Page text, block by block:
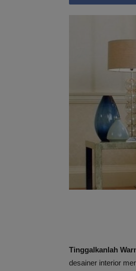
Tinggalkanlah
desainer interior